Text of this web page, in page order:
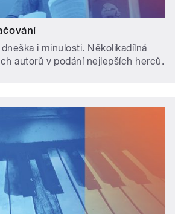
i minulosti. Několikadílná
autorů v podání nejlepších herců.